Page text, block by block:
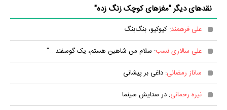
نقدهای دیگر "مغزهای کوچک زنگ زده"
علی فرهمند: کیوکیو، بنگ‌بنگ
علی سالاری نسب: سلام من شاهین هستم، یک گوسفند..."
ساناز رمضانی: داغی بر پیشانی
نیره رحمانی: در ستایش سینما